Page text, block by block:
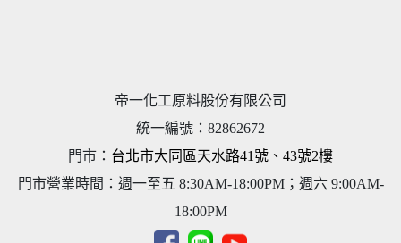
帝一化工原料股份有限公司
統一編號 ： 82862672
門市： 台北市大同區天水路41號、43號2樓
門市營業時間：週一至五 8:30AM-18:00PM；週六 9:00AM-
18:00PM